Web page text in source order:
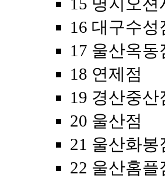
16 대구수성
17 울산옥동
18 연제점
19 경산중산
20 울산점
21 울산화봉
22 울산홈플